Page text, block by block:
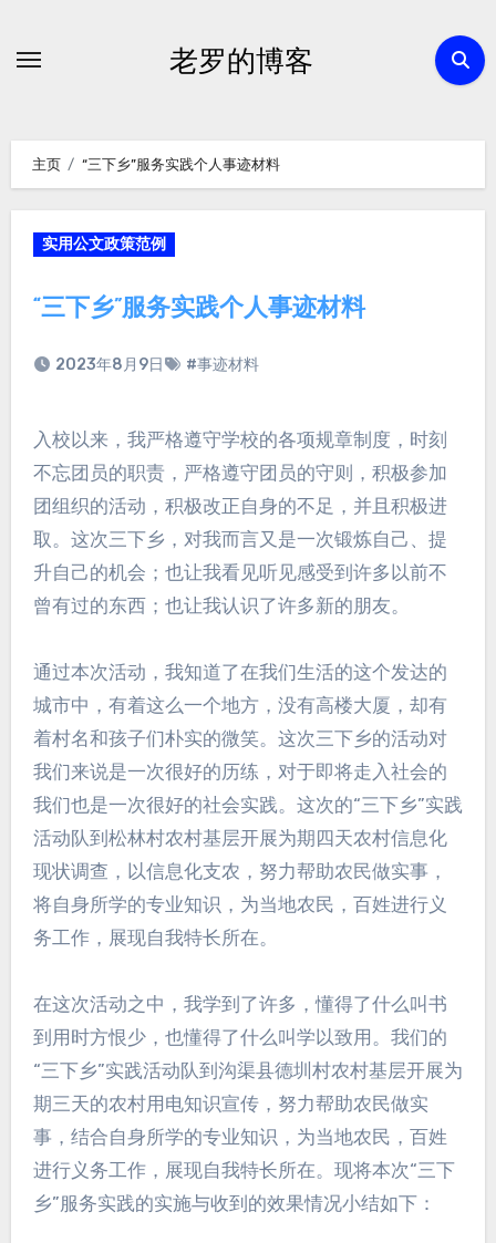
老罗的博客
主页 “三下乡”服务实践个人事迹材料
实用公文政策范例
“三下乡”服务实践个人事迹材料
2023年8月9日 #事迹材料
入校以来，我严格遵守学校的各项规章制度，时刻
不忘团员的职责，严格遵守团员的守则，积极参加
团组织的活动，积极改正自身的不足，并且积极进
取。这次三下乡，对我而言又是一次锻炼自己、提
升自己的机会；也让我看见听见感受到许多以前不
曾有过的东西；也让我认识了许多新的朋友。
通过本次活动，我知道了在我们生活的这个发达的
城市中，有着这么一个地方，没有高楼大厦，却有
着村名和孩子们朴实的微笑。这次三下乡的活动对
我们来说是一次很好的历练，对于即将走入社会的
我们也是一次很好的社会实践。这次的“三下乡”实践
活动队到松林村农村基层开展为期四天农村信息化
现状调查，以信息化支农，努力帮助农民做实事，
将自身所学的专业知识，为当地农民，百姓进行义
务工作，展现自我特长所在。
在这次活动之中，我学到了许多，懂得了什么叫书
到用时方恨少，也懂得了什么叫学以致用。我们的
“三下乡”实践活动队到沟渠县德圳村农村基层开展为
期三天的农村用电知识宣传，努力帮助农民做实
事，结合自身所学的专业知识，为当地农民，百姓
进行义务工作，展现自我特长所在。现将本次“三下
乡”服务实践的实施与收到的效果情况小结如下：